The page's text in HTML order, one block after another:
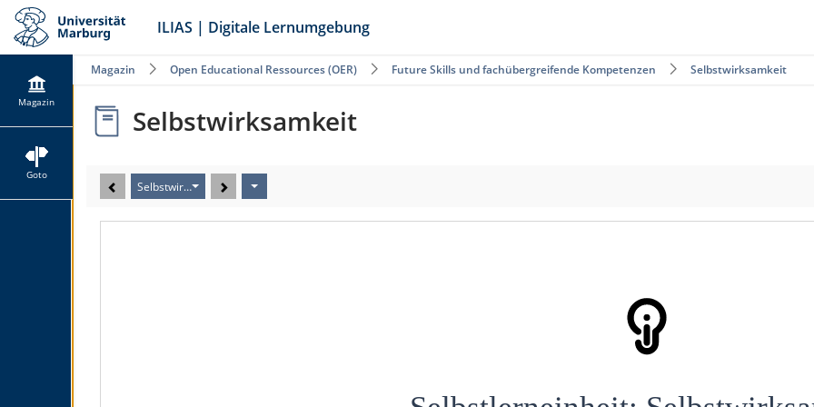
ILIAS | Digitale Lernumgebung
Magazin
Goto
Magazin Open Educational Ressources (OER) Future Skills und fachübergreifende Kompetenzen Selbstwirksamkeit
Selbstwirksamkeit
Selbstwirksamkeit